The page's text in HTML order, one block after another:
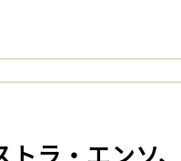
トラ・エンソ